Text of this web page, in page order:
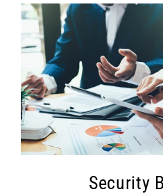
Security